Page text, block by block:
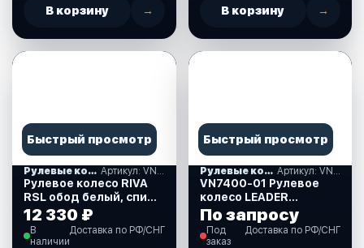
В корзину → В корзину →
Быстрый просмотр
Рулевые колеса, спиннеры
Рулевое колесо RIVA
RSL обод белый, спицы
серебряные, д. 320 мм.
(VN732022-08)
12 330 ₽
В
наличии
Доставка по РФ/СНГ
Быстрый просмотр
Рулевые колеса, спиннеры
VN7400-01 Рулевое
колесо LEADER
TANEGUM обод
черный, спицы серебр.
д. 400 мм
По запросу
Под
заказ
Доставка по РФ/СНГ